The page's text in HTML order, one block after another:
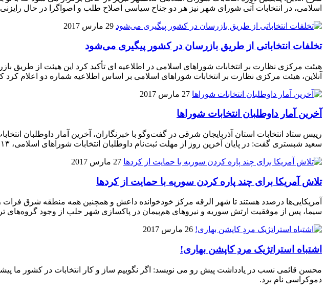
اسلامی، در انتخابات آتی شورای شهر نیز هر دو جناح سیاسی اصلاح طلب و اصواگرا در حال
29 مارس 2017
تخلفات انتخاباتی از طریق بازرسان در کشور پیگیری می‌شود
هیئت مرکزی نظارت بر انتخابات شوراهای اسلامی در اطلاعیه ای تأکید کرد این هیئت از طریق
آنلاین، هیئت مرکزی نظارت بر انتخابات شوراهای اسلامی بر اساس اطلاعیه شماره دو اعلام
27 مارس 2017
آخرین آمار داوطلبان انتخابات شوراها
رییس ستاد انتخابات استان آذربایجان شرقی در گفت‌وگو با خبرنگاران، آخرین آمار داوطلبان
سعید شبستری گفت: در پایان آخرین روز از مهلت ثبت‌نام داوطلبان انتخابات شوراهای اسلامی، ۱۳ هزار و ۹۳۶ نفر در سطح استان […]
27 مارس 2017
تلاش آمریکا برای چند پاره کردن سوریه با حمایت از کردها
آمریکایی‌ها درصدد هستند تا شهر الرقه مرکز خودخوانده داعش و همچنین همه منطقه شرق فرات
سیما، پس از موفقیت ارتش سوریه و نیروهای هم‌پیمان در پاکسازی شهر حلب از وجود
26 مارس 2017
اشتباه استراتژیک مردِ کاپشن بهاری!
محسن قائمی نسب در یادداشت پیش رو می نویسد: اگر نگوییم ساز و کار انتخابات در کشور ما
دموکراسی نام برد.